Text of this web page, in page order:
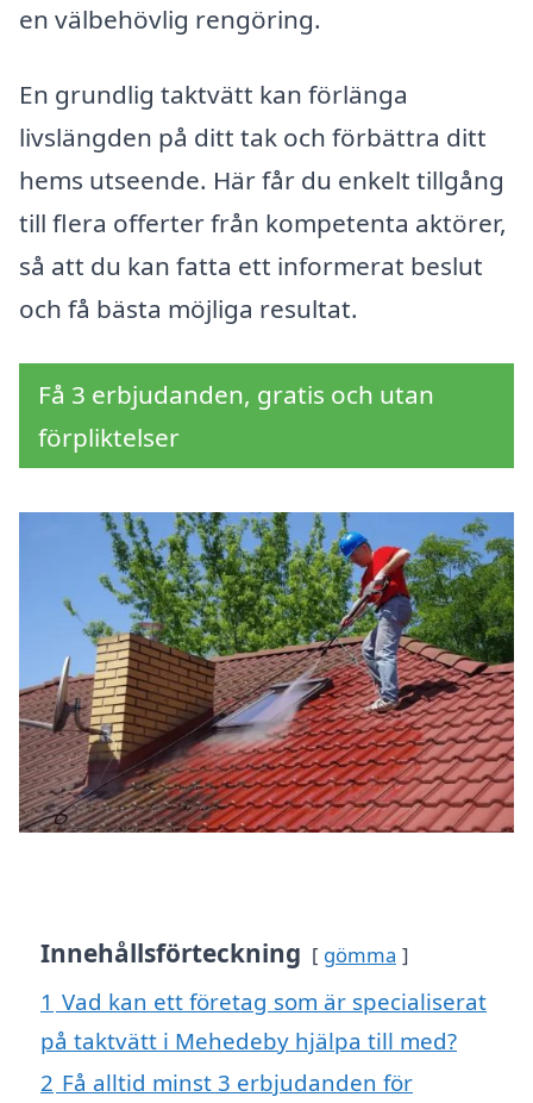
en välbehövlig rengöring.
En grundlig taktvätt kan förlänga
livslängden på ditt tak och förbättra ditt
hems utseende. Här får du enkelt tillgång
till flera offerter från kompetenta aktörer,
så att du kan fatta ett informerat beslut
och få bästa möjliga resultat.
Få 3 erbjudanden, gratis och utan
förpliktelser
Innehållsförteckning gömma
1 Vad kan ett företag som är specialiserat
på taktvätt i Mehedeby hjälpa till med?
2 Få alltid minst 3 erbjudanden för